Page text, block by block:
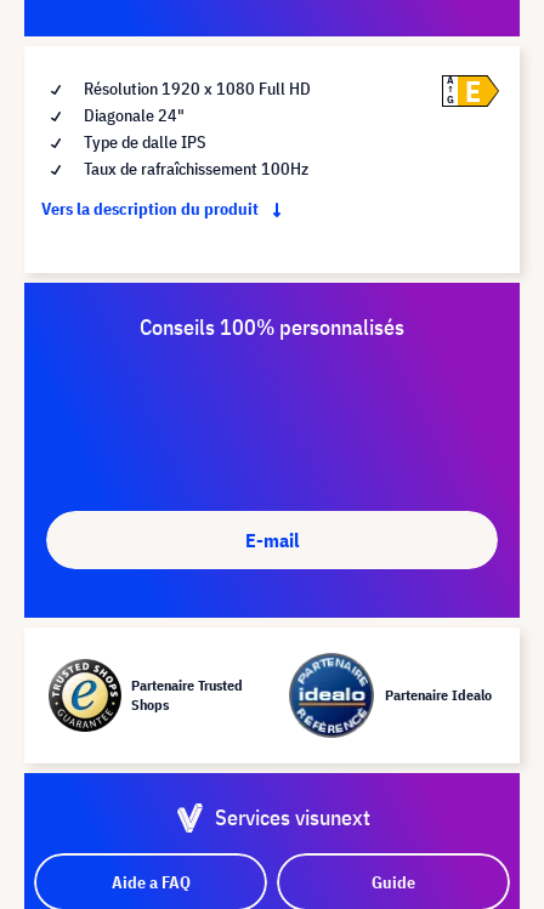
Résolution 1920 x 1080 Full HD
Diagonale 24"
Type de dalle IPS
Taux de rafraîchissement 100Hz
Vers la description du produit
A
G
E
Conseils 100% personnalisés
E-mail
Partenaire Trusted
Shops
Partenaire Idealo
Services visunext
Aide a FAQ Guide